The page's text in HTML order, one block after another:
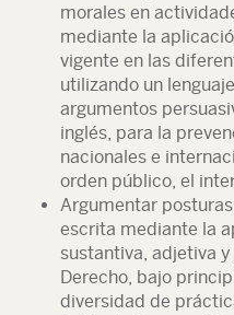
morales en
mediante la
vigente en las
utilizando un
argumentos
inglés, para la
nacionales e
orden público, el
Argumentar
escrita mediante la
sustantiva, adjetiva
Derecho, bajo
diversidad de